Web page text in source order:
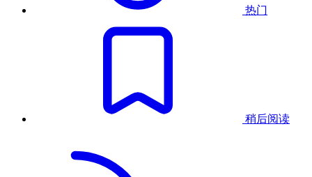
热门
稍后阅读